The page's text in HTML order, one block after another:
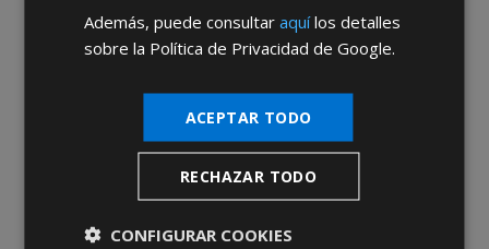
Además, puede consultaraquílos detalles
sobre la Política de Privacidad de Google.
ACEPTAR TODO
RECHAZAR TODO
CONFIGURAR COOKIES